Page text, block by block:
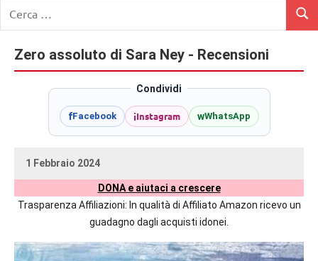
Tra
I
Libri
e
non
solo.
prossime
editoriali
maggiori
e
per:
Zero assoluto di Sara Ney - Recensioni
Condividi
fFacebook iInstagram wWhatsApp
1 Febbraio 2024
DONA e aiutaci a crescere
Trasparenza Affiliazioni: In qualità di Affiliato Amazon ricevo un
guadagno dagli acquisti idonei.